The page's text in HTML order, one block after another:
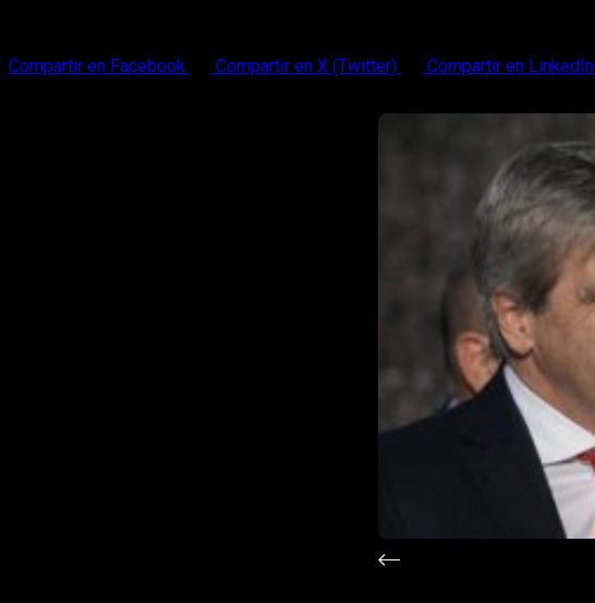
Compartir en Facebook Compartir en X (Twitter) Compartir en LinkedIn